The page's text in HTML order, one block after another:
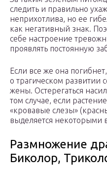
следить и правильно
неприхотлива, но ее
как негативный знак.
себе настроение
проявлять постоянную
Если все же она
о трагическом развитии
жены. Остерегаться
том случае, если
«кровавые слезы»
выделяется некоторыми
Размножение
Биколор,